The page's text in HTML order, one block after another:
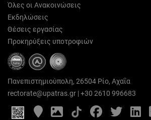
Όλες οι Ανακοινώσεις
Εκδηλώσεις
Θέσεις εργασίας
Προκηρύξεις υποτροφιών
Πανεπιστημιούπολη, 26504 Ρίο, Αχαΐα
rectorate@upatras.gr |+30 2610 996683
Google
Maps
Photo
Gallery
Facebook